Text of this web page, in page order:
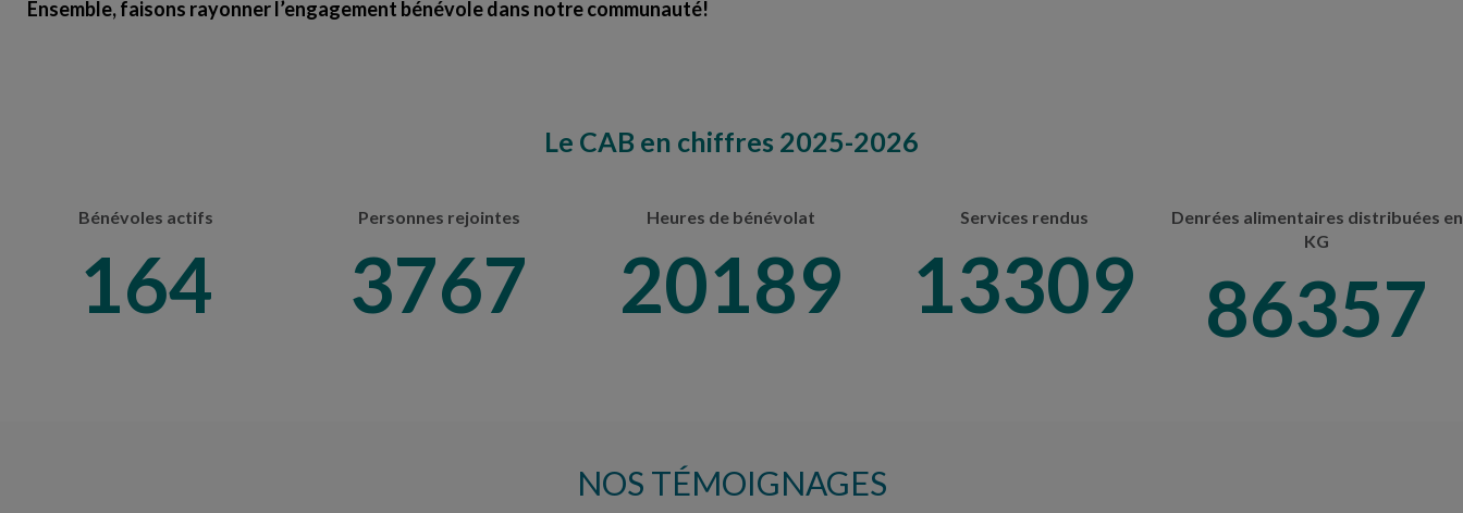
Ensemble, faisons rayonner l’engagement bénévole dans notre communauté!
Le CAB en chiffres 2025-2026
Bénévoles actifs
201
Personnes rejointes
4616
Heures de bénévolat
24736
Services rendus
16306
Denrées alimentaires distribuées en
KG
105803
NOS TÉMOIGNAGES